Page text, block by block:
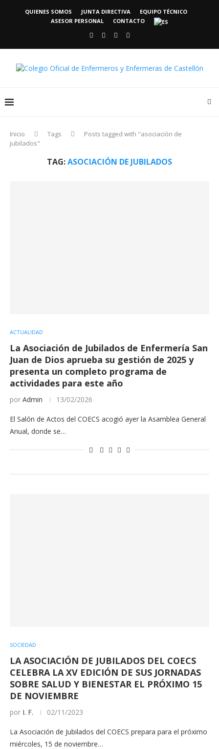
QUIENES SOMOS JUNTA DIRECTIVA
EQUIPO TÉCNICO
ASESOR PERSONAL
CONTACTO
Inicio Tags
Posts tagged with "asociación de
jubilados"
TAG:ASOCIACIÓN DE JUBILADOS
ACTUALIDAD
La Asociación de Jubilados de Enfermería San
Juan de Dios aprueba su gestión de 2025 y
presenta un completo programa de
actividades para este año
por Admin 13/02/2026
El Salón de Actos del COECS acogió ayer la Asamblea General
Anual, donde se…
SOCIEDAD
LA ASOCIACIÓN DE JUBILADOS DEL COECS
CELEBRA LA XV EDICIÓN DE SUS JORNADAS
SOBRE SALUD Y BIENESTAR EL PRÓXIMO 15
DE NOVIEMBRE
por I. F. 02/11/2023
La Asociación de Jubilados del COECS prepara para el próximo
miércoles, 15 de noviembre…